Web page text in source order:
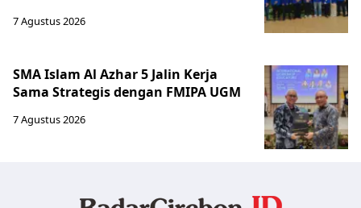
7 Agustus 2026
SMA Islam Al Azhar 5 Jalin Kerja
Sama Strategis dengan FMIPA UGM
7 Agustus 2026